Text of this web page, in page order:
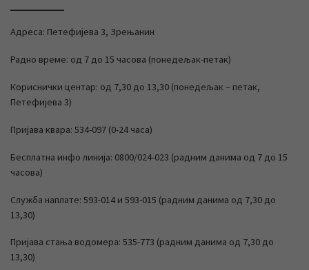
Адреса: Петефијева 3, Зрењанин
Радно време: од 7 до 15 часова (понедељак-петак)
Кориснички центар: од 7,30 до 13,30 (понедељак – петак,
Петефијева 3)
Пријава квара: 534-097 (0-24 часа)
Бесплатна инфо линија: 0800/024-023 (радним данима од 7 до 15
часова)
Служба наплате: 593-014 и 593-015 (радним данима од 7,30 до
13,30)
Пријава стања водомера: 535-773 (радним данима од 7,30 до
13,30)